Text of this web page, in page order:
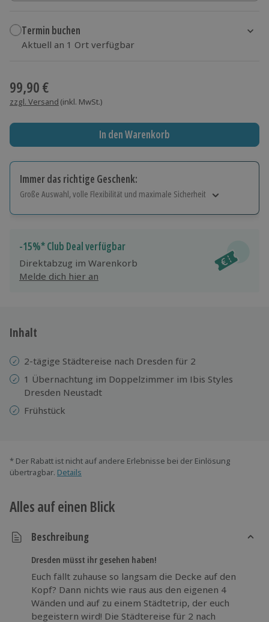
Termin buchen
Aktuell an 1 Ort verfügbar
99,90 €
zzgl. Versand (inkl. MwSt.)
In den Warenkorb
Immer das richtige Geschenk:
Große Auswahl, volle Flexibilität und maximale Sicherheit
Jeder Gutschein für alle Erlebnisse einlösbar.
Maximale Sicherheit
10 Jahre gültig & verlängerbar.
-15%* Club Deal verfügbar
Direktabzug im Warenkorb
Melde dich hier an
Inhalt
2-tägige Städtereise nach Dresden für 2
1 Übernachtung im Doppelzimmer im Ibis Styles
Dresden Neustadt
Frühstück
* Der Rabatt ist nicht auf andere Erlebnisse bei der Einlösung
übertragbar. Details
Alles auf einen Blick
Beschreibung
Dresden müsst ihr gesehen haben!
Euch fällt zuhause so langsam die Decke auf den
Kopf? Dann nichts wie raus aus den eigenen 4
Wänden und auf zu einem Städtetrip, der euch
begeistern wird! Die Städtereise für 2 nach